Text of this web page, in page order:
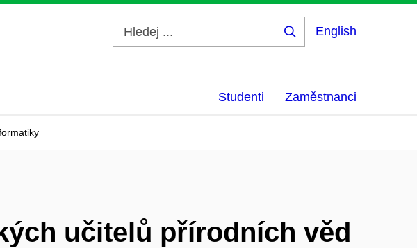
English
Studenti Zaměstnanci
učitelů přírodních věd